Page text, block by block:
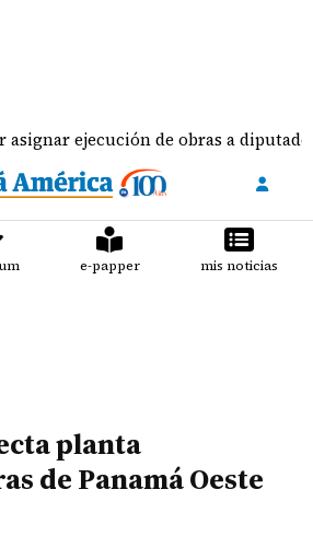
de obras a diputados
e-papper mis noticias
planta
de Panamá Oeste